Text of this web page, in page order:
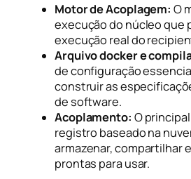
Motor de Acoplagem: O
execução do núcleo que
execução real do
Arquivo docker e
de configuração
construir as
de software.
Acoplamento: O
registro baseado na
armazenar, compartilhar
prontas para usar.